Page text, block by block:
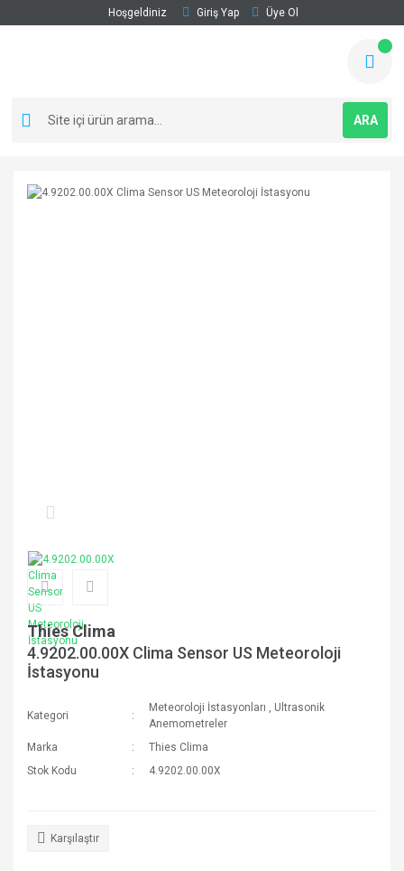
Hoşgeldiniz Giriş Yap Üye Ol
ARA
Thies Clima
4.9202.00.00X Clima Sensor US Meteoroloji
İstasyonu
Kategori
Meteoroloji İstasyonları , Ultrasonik
Anemometreler
Marka
Thies Clima
Stok Kodu
4.9202.00.00X
Karşılaştır